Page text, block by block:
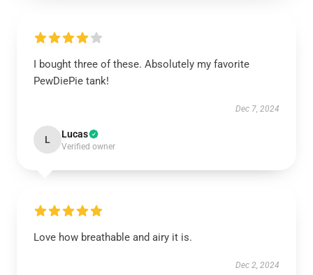
I bought three of these. Absolutely my favorite
PewDiePie tank!
Dec 7, 2024
L Lucas
Verified owner
Love how breathable and airy it is.
Dec 2, 2024